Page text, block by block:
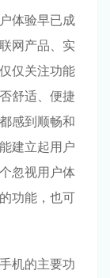
体验早已成
网产品、实
仅关注功能
舒适、便捷
感到顺畅和
建立起用户
忽视用户体
功能，也可
机的主要功